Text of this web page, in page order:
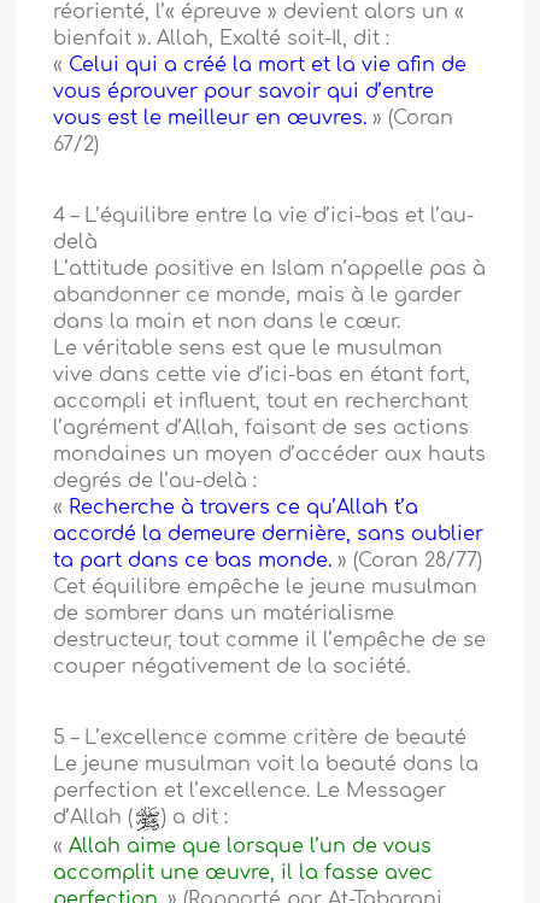
réorienté, l’« épreuve » devient alors un «
bienfait ». Allah, Exalté soit-Il, dit :
« Celui qui a créé la mort et la vie afin de
vous éprouver pour savoir qui d’entre
vous est le meilleur en œuvres. » (Coran
67/2)
4 – L’équilibre entre la vie d’ici-bas et l’au-
delà
L’attitude positive en Islam n’appelle pas à
abandonner ce monde, mais à le garder
dans la main et non dans le cœur.
Le véritable sens est que le musulman
vive dans cette vie d’ici-bas en étant fort,
accompli et influent, tout en recherchant
l’agrément d’Allah, faisant de ses actions
mondaines un moyen d’accéder aux hauts
degrés de l’au-delà :
« Recherche à travers ce qu’Allah t’a
accordé la demeure dernière, sans oublier
ta part dans ce bas monde. » (Coran 28/77)
Cet équilibre empêche le jeune musulman
de sombrer dans un matérialisme
destructeur, tout comme il l’empêche de se
couper négativement de la société.
5 – L’excellence comme critère de beauté
Le jeune musulman voit la beauté dans la
perfection et l’excellence. Le Messager
d’Allah (
) a dit :
«Allah aime que lorsque l’un de vous
accomplit une œuvre, il la fasse avec